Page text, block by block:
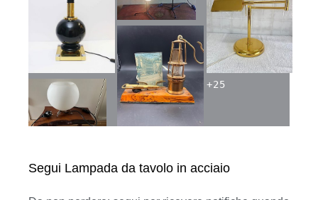
Segui Lampada da tavolo in acciaio
+25